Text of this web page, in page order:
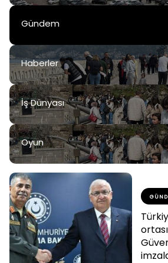
Gündem
Haberler
İş Dünyası
Oyun